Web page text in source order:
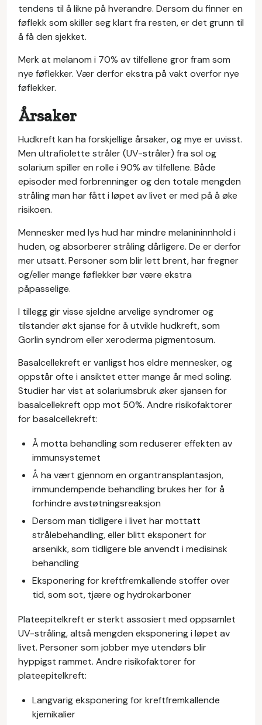
tendens til å likne på hverandre. Dersom du finner en
føflekk som skiller seg klart fra resten, er det grunn til
å få den sjekket.
Merk at melanom i 70% av tilfellene gror fram som
nye føflekker. Vær derfor ekstra på vakt overfor nye
føflekker.
Årsaker
Hudkreft kan ha forskjellige årsaker, og mye er uvisst.
Men ultrafiolette stråler (UV-stråler) fra sol og
solarium spiller en rolle i 90% av tilfellene. Både
episoder med forbrenninger og den totale mengden
stråling man har fått i løpet av livet er med på å øke
risikoen.
Mennesker med lys hud har mindre melanininnhold i
huden, og absorberer stråling dårligere. De er derfor
mer utsatt. Personer som blir lett brent, har fregner
og/eller mange føflekker bør være ekstra
påpasselige.
I tillegg gir visse sjeldne arvelige syndromer og
tilstander økt sjanse for å utvikle hudkreft, som
Gorlin syndrom eller xeroderma pigmentosum.
Basalcellekreft er vanligst hos eldre mennesker, og
oppstår ofte i ansiktet etter mange år med soling.
Studier har vist at solariumsbruk øker sjansen for
basalcellekreft opp mot 50%. Andre risikofaktorer
for basalcellekreft:
Å motta behandling som reduserer effekten av
immunsystemet
Å ha vært gjennom en organtransplantasjon,
immundempende behandling brukes her for å
forhindre avstøtningsreaksjon
Dersom man tidligere i livet har mottatt
strålebehandling, eller blitt eksponert for
arsenikk, som tidligere ble anvendt i medisinsk
behandling
Eksponering for kreftfremkallende stoffer over
tid, som sot, tjære og hydrokarboner
Plateepitelkreft er sterkt assosiert med oppsamlet
UV-stråling, altså mengden eksponering i løpet av
livet. Personer som jobber mye utendørs blir
hyppigst rammet. Andre risikofaktorer for
plateepitelkreft:
Langvarig eksponering for kreftfremkallende
kjemikalier